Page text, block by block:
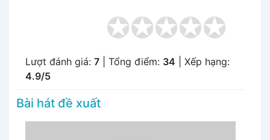
Lượt đánh giá: 7 | Tổng điểm: 34 | Xếp hạng:
4.9/5
Bài hát đề xuất